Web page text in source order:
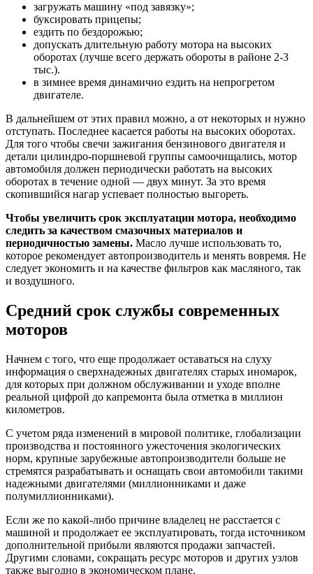
загружать машину «под завязку»;
буксировать прицепы;
ездить по бездорожью;
допускать длительную работу мотора на высоких
оборотах (лучше всего держать обороты в районе 2-3
тыс.).
в зимнее время динамично ездить на непрогретом
двигателе.
В дальнейшем от этих правил можно, а от некоторых и нужно
отступать. Последнее касается работы на высоких оборотах.
Для того чтобы свечи зажигания бензинового двигателя и
детали цилиндро-поршневой группы самоочищались, мотор
автомобиля должен периодически работать на высоких
оборотах в течение одной — двух минут. За это время
скопившийся нагар успевает полностью выгореть.
Чтобы увеличить срок эксплуатации мотора, необходимо
следить за качеством смазочных материалов и
периодичностью замены. Масло лучше использовать то,
которое рекомендует автопроизводитель и менять вовремя. Не
следует экономить и на качестве фильтров как масляного, так
и воздушного.
Средний срок службы современных
моторов
Начнем с того, что еще продолжает оставаться на слуху
информация о сверхнадежных двигателях старых иномарок,
для которых при должном обслуживании и уходе вполне
реальной цифрой до капремонта была отметка в миллион
километров.
С учетом ряда изменений в мировой политике, глобализации
производства и постоянного ужесточения экологических
норм, крупные зарубежные автопроизводители больше не
стремятся разрабатывать и оснащать свои автомобили такими
надежными двигателями (миллионниками и даже
полумиллионниками).
Если же по какой-либо причине владелец не расстается с
машиной и продолжает ее эксплуатировать, тогда источником
дополнительной прибыли являются продажи запчастей.
Другими словами, сокращать ресурс моторов и других узлов
также выгодно в экономическом плане.